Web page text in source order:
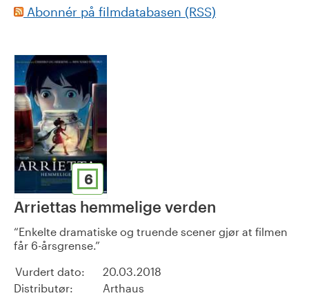
Abonnér på filmdatabasen (RSS)
6
Arriettas hemmelige verden
Enkelte dramatiske og truende scener gjør at filmen
får 6-årsgrense.
Vurdert dato:
20.03.2018
Distributør:
Arthaus